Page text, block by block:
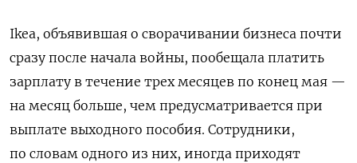
Ikea, объявившая о сворачивании бизнеса почти
сразу после начала войны, пообещала платить
зарплату в течение трех месяцев по конец мая —
на месяц больше, чем предусматривается при
выплате выходного пособия. Сотрудники,
по словам одного из них, иногда приходят